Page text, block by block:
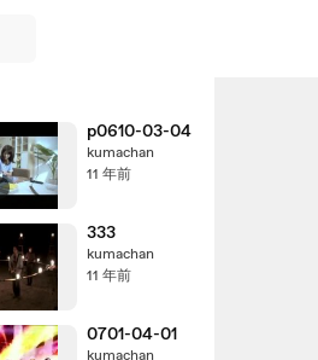
p0610-03-04
kumachan
11 年前
333
kumachan
11 年前
0701-04-01